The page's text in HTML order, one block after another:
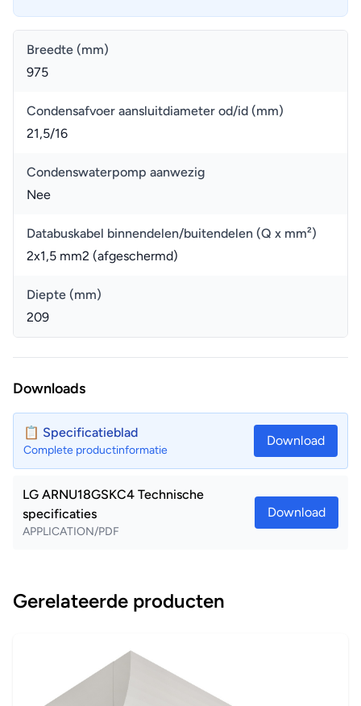
Breedte (mm)
975
Condensafvoer aansluitdiameter od/id (mm)
21,5/16
Condenswaterpomp aanwezig
Nee
Databuskabel binnendelen/buitendelen (Q x mm²)
2x1,5 mm2 (afgeschermd)
Diepte (mm)
209
Downloads
📋 Specificatieblad
Complete productinformatie
Download
LG ARNU18GSKC4 Technische
specificaties
APPLICATION/PDF
Download
Gerelateerde producten